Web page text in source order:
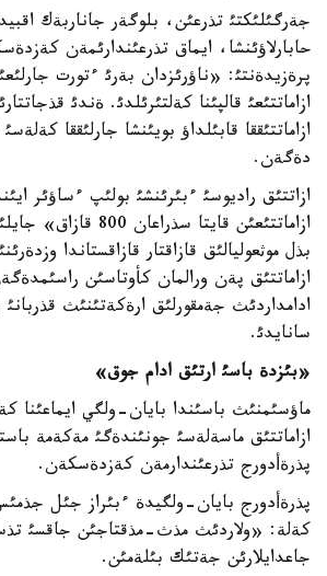
جةرگئلئكتئ تذرعئن، بلوگةر جاناربةك
حابارلاؤئنشا، ايماق تذرعئندارئمةن
ازاماتتئعئ قالپئنا كةلتئرئلدئ. ةندئ
ازاماتتئققا قابئلداؤ بويئنشا جارلئققا
دةگةن.
ازاتتئق راديوسئ ءبئرئنشئ بولئپ ءساؤئر
ازاماتتئعئن قايتا
بذل موثعوليالئق قازاقتار قازاقستاندا
ازاماتتئق پةن ورالمان كأوتاسئن
ادامداردئث جةمقورلئق ارةكةتئنئث
سانايدئ.
«بئزدة باسئ ارتئق ادام جوق»
ماؤسئمنئث باسئندا بايان-ولگي ايماعئنا
ازاماتتئق ماسةلةسئ جونئندةگئ مةكةمة
پذرةأدورج تذرعئندارمةن كةزدةسكةن.
پذرةأدورج بايان-ولگيدة ءبئراز جئل
كةلة: «ولاردئث مذث-مذقتاجئن جاقسئ
جاعدايلارئن جةتئك بئلةمئن.